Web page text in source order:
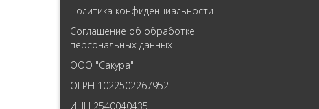
Политика конфиденциальности
Соглашение об обработке
персональных данных
ООО "Сакура"
ОГРН 1022502267952
ИНН 2540040435